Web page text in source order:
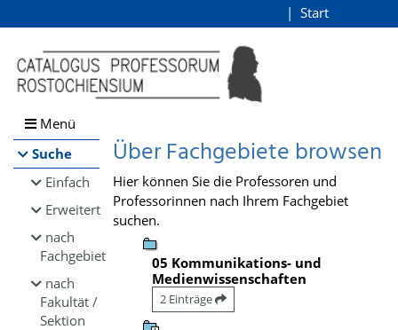
Browsen
direkt zum Inhalt
Start
Menü
Suche
Einfach
Erweitert
nach
Fachgebiet
nach
Fakultät /
Sektion
Über Fachgebiete browsen
Hier können Sie die Professoren und
Professorinnen nach Ihrem Fachgebiet
suchen.
05 Kommunikations- und
Medienwissenschaften
2 Einträge